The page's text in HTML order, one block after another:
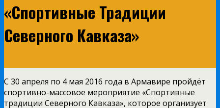
«Спортивные Традиции
Северного Кавказа»
С 30 апреля по 4 мая 2016 года в Армавире пройдёт
спортивно-массовое мероприятие «Спортивные
традиции Северного Кавказа», которое организует